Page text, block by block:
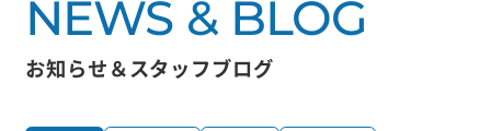
お知らせ＆スタッフブログ